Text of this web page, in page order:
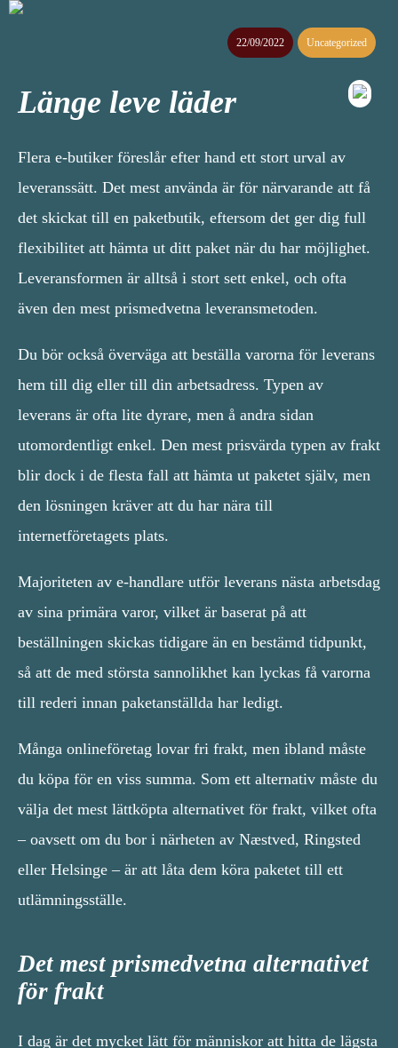
22/09/2022 Uncategorized
Länge leve läder
Flera e-butiker föreslår efter hand ett stort urval av
leveranssätt. Det mest använda är för närvarande att få
det skickat till en paketbutik, eftersom det ger dig full
flexibilitet att hämta ut ditt paket när du har möjlighet.
Leveransformen är alltså i stort sett enkel, och ofta
även den mest prismedvetna leveransmetoden.
Du bör också överväga att beställa varorna för leverans
hem till dig eller till din arbetsadress. Typen av
leverans är ofta lite dyrare, men å andra sidan
utomordentligt enkel. Den mest prisvärda typen av frakt
blir dock i de flesta fall att hämta ut paketet själv, men
den lösningen kräver att du har nära till
internetföretagets plats.
Majoriteten av e-handlare utför leverans nästa arbetsdag
av sina primära varor, vilket är baserat på att
beställningen skickas tidigare än en bestämd tidpunkt,
så att de med största sannolikhet kan lyckas få varorna
till rederi innan paketanställda har ledigt.
Många onlineföretag lovar fri frakt, men ibland måste
du köpa för en viss summa. Som ett alternativ måste du
välja det mest lättköpta alternativet för frakt, vilket ofta
– oavsett om du bor i närheten av Næstved, Ringsted
eller Helsinge – är att låta dem köra paketet till ett
utlämningsställe.
Det mest prismedvetna alternativet
för frakt
I dag är det mycket lätt för människor att hitta de lägsta